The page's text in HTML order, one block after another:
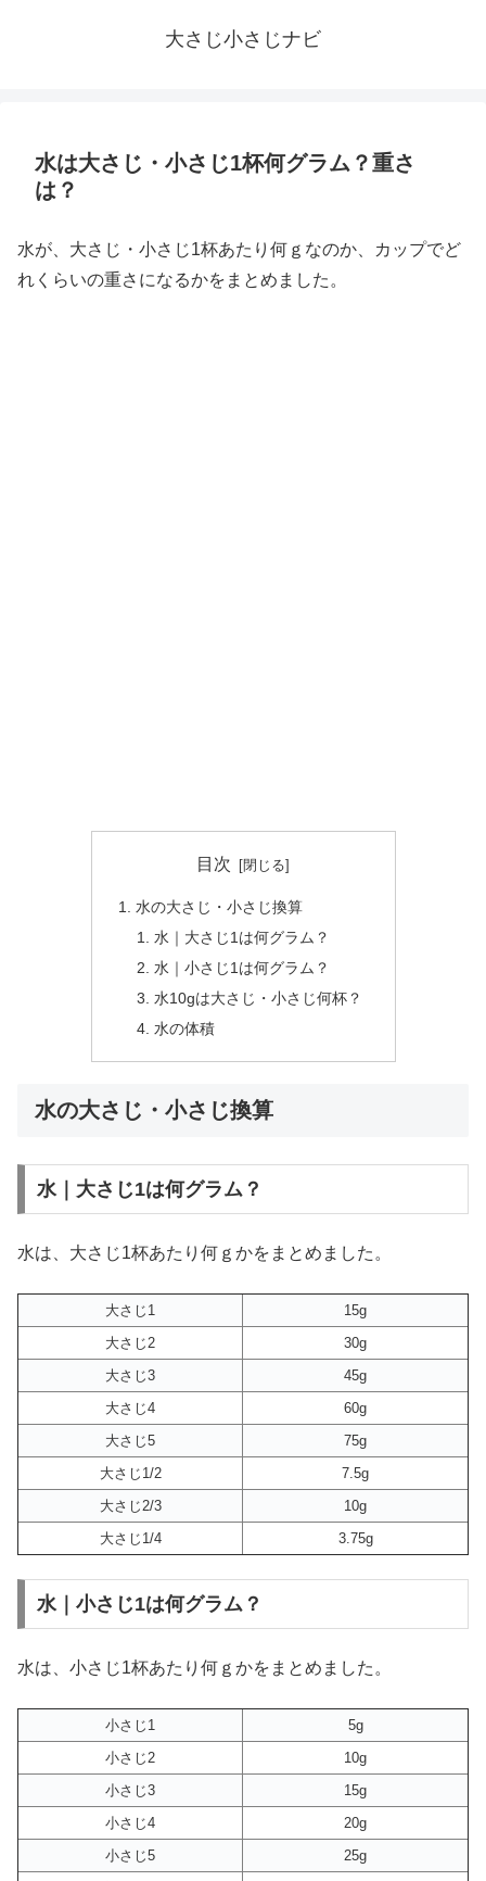
大さじ小さじナビ
水は大さじ・小さじ1杯何グラム？重さ
は？
水が、大さじ・小さじ1杯あたり何ｇなのか、カップでど
れくらいの重さになるかをまとめました。
目次
水の大さじ・小さじ換算
水｜大さじ1は何グラム？
水｜小さじ1は何グラム？
水10gは大さじ・小さじ何杯？
水の体積
水の大さじ・小さじ換算
水｜大さじ1は何グラム？
水は、大さじ1杯あたり何ｇかをまとめました。
大さじ1
15g
大さじ2
30g
大さじ3
45g
大さじ4
60g
大さじ5
75g
大さじ1/2
7.5g
大さじ2/3
10g
大さじ1/4
3.75g
水｜小さじ1は何グラム？
水は、小さじ1杯あたり何ｇかをまとめました。
小さじ1
5g
小さじ2
10g
小さじ3
15g
小さじ4
20g
小さじ5
25g